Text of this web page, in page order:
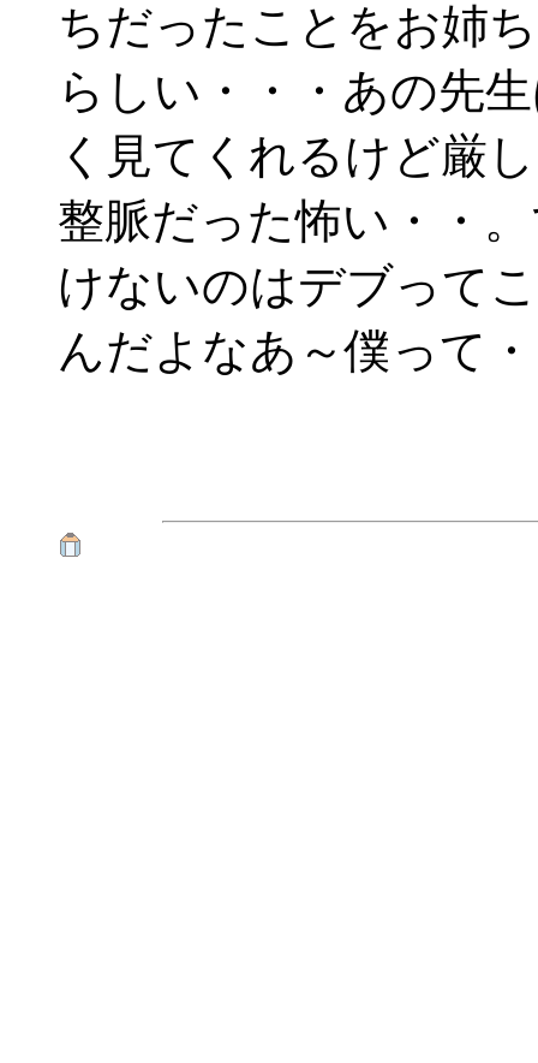
ちだったことをお姉
らしい・・・あの先
く見てくれるけど厳
整脈だった怖い・・
けないのはデブって
んだよなあ～僕って